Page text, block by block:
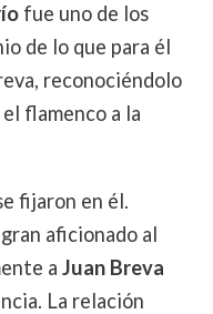
fue uno de los
de lo que para él
reconociéndolo
flamenco a la
fijaron en él.
gran aficionado al
a Juan Breva
La relación